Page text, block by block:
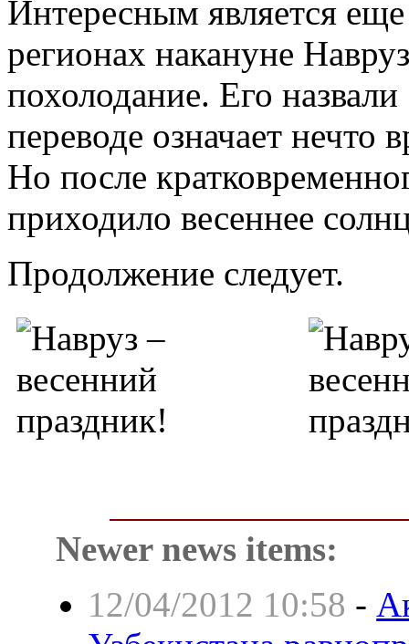
Интересным является
регионах накануне
похолодание. Его
переводе означает нечто
Но после
приходило весеннее
Продолжение следует.
Newer news items:
12/04/2012 10:58 -